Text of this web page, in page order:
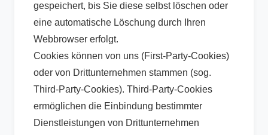
gespeichert, bis Sie diese selbst löschen oder
eine automatische Löschung durch Ihren
Webbrowser erfolgt.
Cookies können von uns (First-Party-Cookies)
oder von Drittunternehmen stammen (sog.
Third-Party-Cookies). Third-Party-Cookies
ermöglichen die Einbindung bestimmter
Dienstleistungen von Drittunternehmen